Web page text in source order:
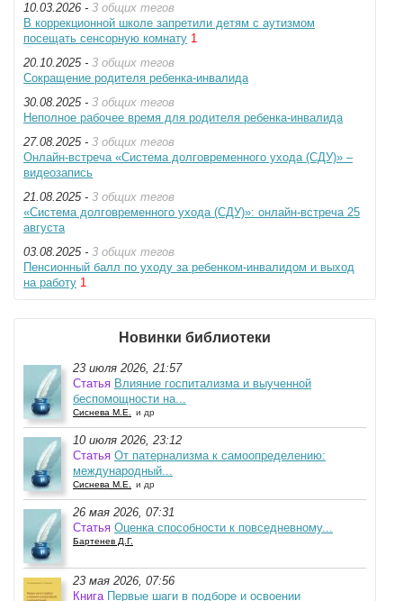
10.03.2026 - 3 общих тегов
В коррекционной школе запретили детям с аутизмом
посещать сенсорную комнату 1
20.10.2025 - 3 общих тегов
Сокращение родителя ребенка-инвалида
30.08.2025 - 3 общих тегов
Неполное рабочее время для родителя ребенка-инвалида
27.08.2025 - 3 общих тегов
Онлайн-встреча «Система долговременного ухода (СДУ)» –
видеозапись
21.08.2025 - 3 общих тегов
«Система долговременного ухода (СДУ)»: онлайн-встреча 25
августа
03.08.2025 - 3 общих тегов
Пенсионный балл по уходу за ребенком-инвалидом и выход
на работу 1
Новинки библиотеки
23 июля 2026, 21:57
Статья Влияние госпитализма и выученной
беспомощности на...
Сиснева М.Е. и др
10 июля 2026, 23:12
Статья От патернализма к самоопределению:
международный...
Сиснева М.Е. и др
26 мая 2026, 07:31
Статья Оценка способности к повседневному...
Бартенев Д.Г.
23 мая 2026, 07:56
Книга Первые шаги в подборе и освоении